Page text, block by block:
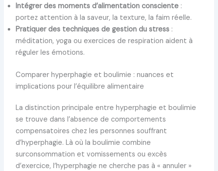
Intégrer des moments d’alimentation consciente:
portez attention à la saveur, la texture, la faim réelle.
Pratiquer des techniques de gestion du stress:
méditation, yoga ou exercices de respiration aident à
réguler les émotions.
Comparer hyperphagie et boulimie : nuances et
implications pour l’équilibre alimentaire
La distinction principale entre hyperphagie et boulimie
se trouve dans l’absence de comportements
compensatoires chez les personnes souffrant
d’hyperphagie. Là où la boulimie combine
surconsommation et vomissements ou excès
d’exercice, l’hyperphagie ne cherche pas à « annuler »